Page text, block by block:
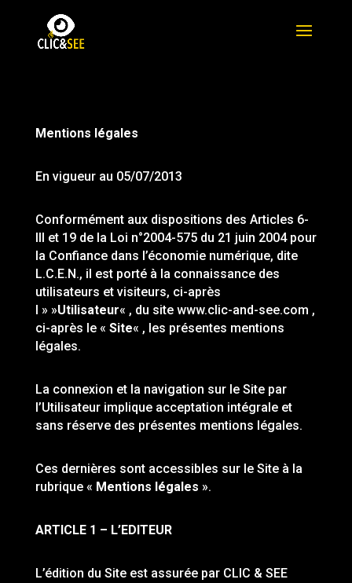
Mentions légales
En vigueur au 05/07/2013
Conformément aux dispositions des Articles 6-
III et 19 de la Loi n°2004-575 du 21 juin 2004 pour
la Confiance dans l’économie numérique, dite
L.C.E.N., il est porté à la connaissance des
utilisateurs et visiteurs, ci-après
l » »Utilisateur« , du site www.clic-and-see.com ,
ci-après le « Site« , les présentes mentions
légales.
La connexion et la navigation sur le Site par
l’Utilisateur implique acceptation intégrale et
sans réserve des présentes mentions légales.
Ces dernières sont accessibles sur le Site à la
rubrique « Mentions légales ».
ARTICLE 1 – L’EDITEUR
L’édition du Site est assurée par CLIC & SEE